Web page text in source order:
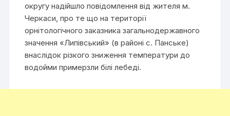
округу надійшло повідомлення від жителя м.
Черкаси, про те що на території
орнітологічного заказника загальнодержавного
значення «Липівський» (в районі с. Панське)
внаслідок різкого зниження температури до
водойми примерзли білі лебеді.